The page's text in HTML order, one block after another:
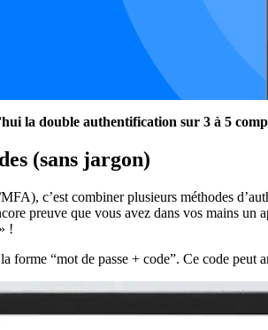
la double authentification sur 3 à 5
(sans jargon)
c’est combiner plusieurs méthodes
preuve que vous avez dans vos mains un
!
forme “mot de passe + code”. Ce code